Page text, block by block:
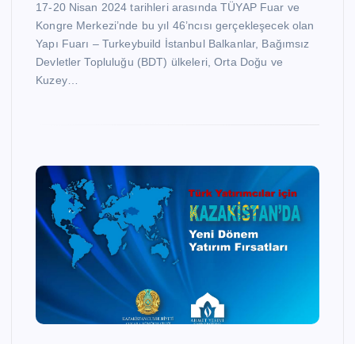
17-20 Nisan 2024 tarihleri arasında TÜYAP Fuar ve
Kongre Merkezi’nde bu yıl 46’ncısı gerçekleşecek olan
Yapı Fuarı – Turkeybuild İstanbul Balkanlar, Bağımsız
Devletler Topluluğu (BDT) ülkeleri, Orta Doğu ve
Kuzey…